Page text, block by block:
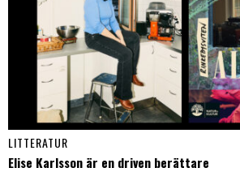
LITTERATUR
Elise Karlsson är en driven berättare